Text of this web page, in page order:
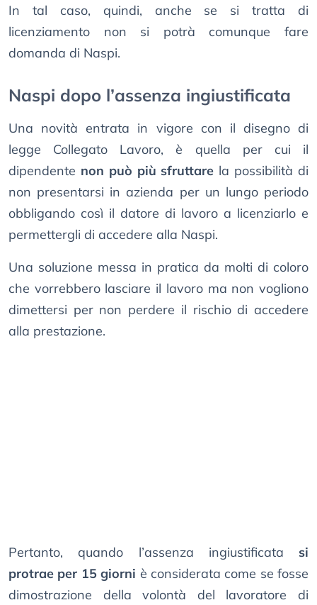
In tal caso, quindi, anche se si tratta di
licenziamento non si potrà comunque fare
domanda di Naspi.
Naspi dopo l’assenza ingiustificata
Una novità entrata in vigore con il disegno di
legge Collegato Lavoro, è quella per cui il
dipendente non può più sfruttare la possibilità di
non presentarsi in azienda per un lungo periodo
obbligando così il datore di lavoro a licenziarlo e
permettergli di accedere alla Naspi.
Una soluzione messa in pratica da molti di coloro
che vorrebbero lasciare il lavoro ma non vogliono
dimettersi per non perdere il rischio di accedere
alla prestazione.
Pertanto, quando l’assenza ingiustificata si
protrae per 15 giorni è considerata come se fosse
dimostrazione della volontà del lavoratore di